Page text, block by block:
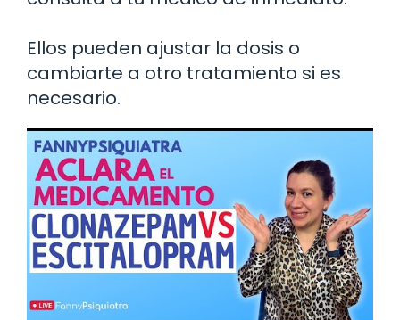
Ellos pueden ajustar la dosis o
cambiarte a otro tratamiento si es
necesario.